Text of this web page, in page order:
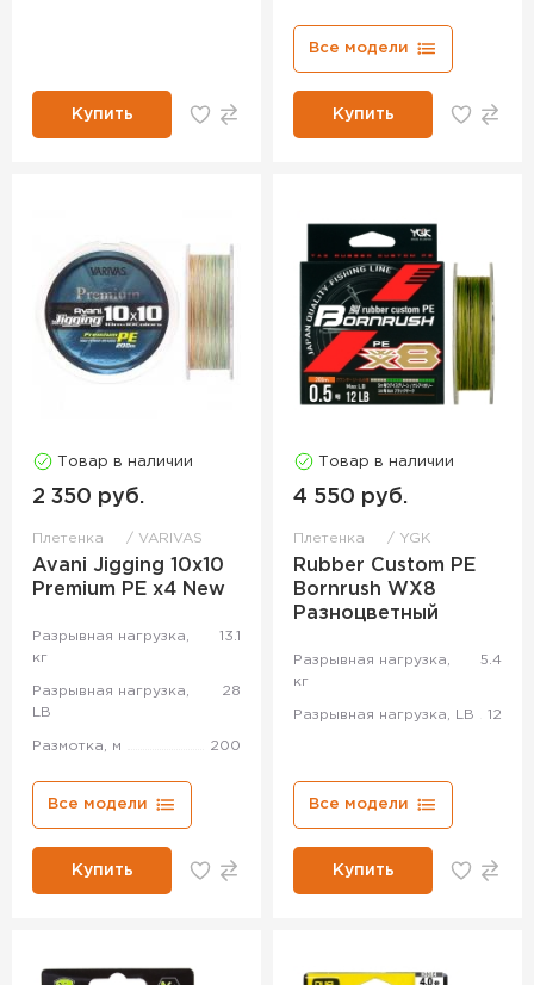
Купить
Все модели
Купить
Товар в наличии
2 350 руб.
Плетенка VARIVAS
Avani Jigging 10x10
Premium PE x4 New
Разрывная нагрузка,
кг
13.1
Разрывная нагрузка,
LB
28
Размотка, м 200
Все модели
Купить
Товар в наличии
4 550 руб.
Плетенка YGK
Rubber Custom PE
Bornrush WX8
Разноцветный
Разрывная нагрузка,
кг
5.4
Разрывная нагрузка, LB 12
Все модели
Купить